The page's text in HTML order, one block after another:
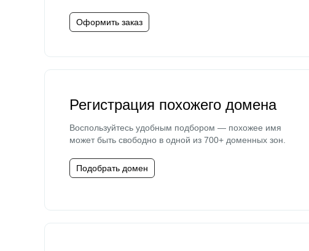
Оформить заказ
Регистрация похожего домена
Воспользуйтесь удобным подбором — похожее имя
может быть свободно в одной из 700+ доменных зон.
Подобрать домен